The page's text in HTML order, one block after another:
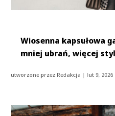
Wiosenna kapsułowa
mniej ubrań, więcej
utworzone przezRedakcja |lut 9, 2026